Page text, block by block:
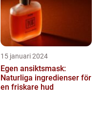
15 januari 2024
Egen ansiktsmask:
Naturliga ingredienser för
en friskare hud